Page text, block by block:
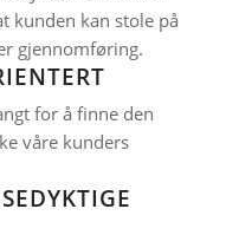
kunden kan stole på
gjennomføring.
for å finne den
våre kunders